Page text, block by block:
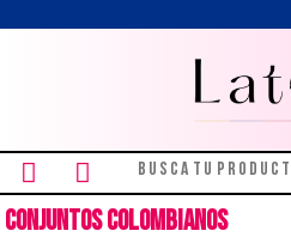
Conjuntos Colombianos